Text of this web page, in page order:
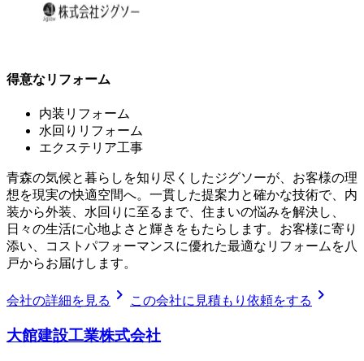
得意なリフォーム
内装リフォーム
水回りリフォーム
エクステリア工事
青森の気候と暮らしを知り尽くしたジグソーが、お客様の理
想を現実の快適空間へ。一貫した提案力と確かな技術で、内
装から外装、水回りに至るまで、住まいの悩みを解決し、
日々の生活に心地よさと輝きをもたらします。お客様に寄り
添い、コストパフォーマンスに優れた最適なリフォームを八
戸からお届けします。
会社の詳細を見る chevron_right この会社に見積もり依頼をする chevron_right
大館建設工業株式会社